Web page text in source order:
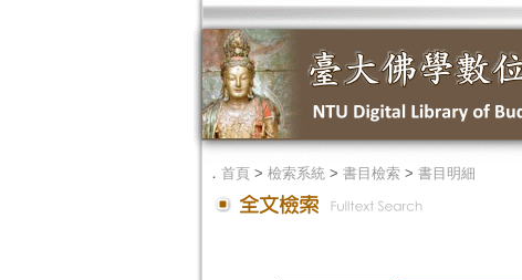
． 首頁> 檢索系統> 書目檢索> 書目明細